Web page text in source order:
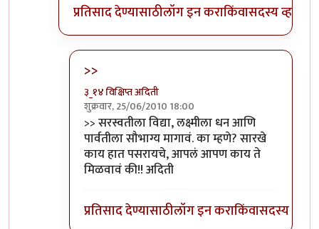
प्रतिसाद देण्यासाठीलॉग इन कराकिंवासदस्य व्हा
>>
३_१४ विक्षिप्त अदिती
शुक्रवार, 25/06/2010 18:00
In reply toसरस्वतीलाbyशुचि
>> सरस्वतीला विद्या, लक्ष्मीला धन आणि
पार्वतीला सौभाग्य मागावं. का म्हणे? सारखे
काय हात पसरायचे, आपलं आपण काय ते
मिळवावं की!! अदिती
प्रतिसाद देण्यासाठीलॉग इन कराकिंवासदस्य व्हा